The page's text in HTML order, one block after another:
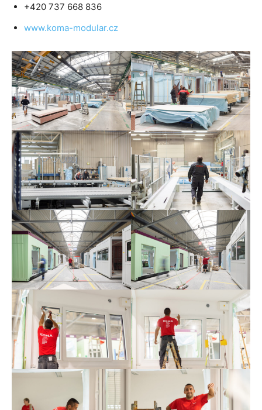
+420 737 668 836
www.koma-modular.cz